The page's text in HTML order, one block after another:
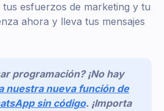
esfuerzos de marketing y tu
ahora y lleva tus mensajes
programación? ¡No hay
nuestra nueva función de
sin código. ¡Importa